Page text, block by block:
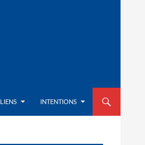
LIENS INTENTIONS